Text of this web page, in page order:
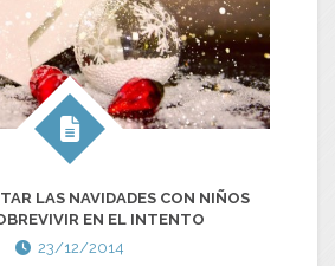
LAS NAVIDADES CON NIÑOS
EN EL INTENTO
23/12/2014